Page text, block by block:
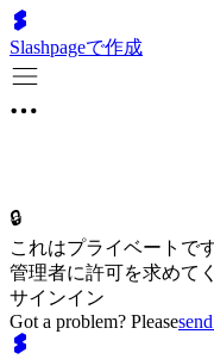
Slashpageで作成
🔒
これはプライベートで
管理者に許可を求めて
サインイン
Got a problem? Please